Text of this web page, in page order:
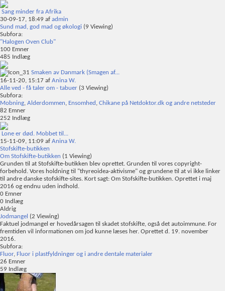
Sang minder fra Afrika
30-09-17, 18:49 af admin
Sund mad, god mad og økologi (9 Viewing)
Subfora:
"Halogen Oven Club"
100 Emner
485 Indlæg
Smaken av Danmark (Smagen af...
16-11-20, 15:17 af Anina W.
Alle ved - få taler om - tabuer (3 Viewing)
Subfora:
Mobning, Alderdommen, Ensomhed , Chikane på Netdoktor.dk og andre netsteder
82 Emner
252 Indlæg
Lone er død. Mobbet til...
15-11-09, 11:09 af Anina W.
Stofskifte-butikken
Om Stofskifte-butikken (1 Viewing)
Grunden til at Stofskifte-butikken blev oprettet. Grunden til vores copyright-
forbehold. Vores holdning til "thyreoidea-aktivisme" og grundene til at vi ikke linker
til andre danske stofskifte-sites. Kort sagt: Om Stofskifte-butikken. Oprettet i maj
2016 og endnu uden indhold.
0 Emner
0 Indlæg
Aldrig
Jodmangel (2 Viewing)
Faktuel jodmangel er hovedårsagen til skadet stofskifte, også det autoimmune. For
fremtiden vil informationen om jod kunne læses her. Oprettet d. 19. november
2016.
Subfora:
Fluor, Fluor i plastfyldninger og i andre dentale materialer
26 Emner
59 Indlæg